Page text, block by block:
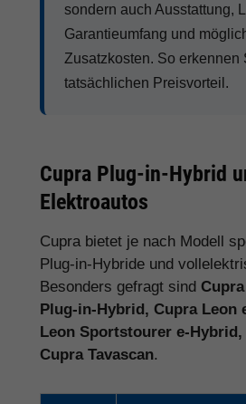
sondern auch Ausstattung,
Garantieumfang und
Zusatzkosten. So erkennen
tatsächlichen Preisvorteil.
Cupra Plug-in-Hybrid
Elektroautos
Cupra bietet je nach Modell
Plug-in-Hybride und
Besonders gefragt sind
Plug-in-Hybrid, Cupra Leon
Leon Sportstourer e-
Cupra Tavascan.